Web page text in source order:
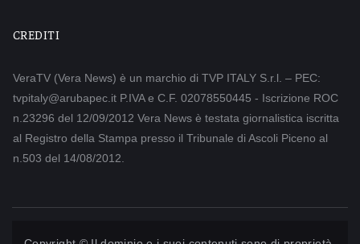
CREDITI
VeraTV (Vera News) è un marchio di TVP ITALY S.r.l. – PEC:
tvpitaly@arubapec.it P.IVA e C.F. 02078550445 - Iscrizione ROC
n.23296 del 12/09/2012 Vera News è testata giornalistica iscritta
al Registro della Stampa presso il Tribunale di Ascoli Piceno al
n.503 del 14/08/2012.